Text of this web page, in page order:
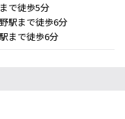
で徒歩5分
駅まで徒歩6分
まで徒歩6分